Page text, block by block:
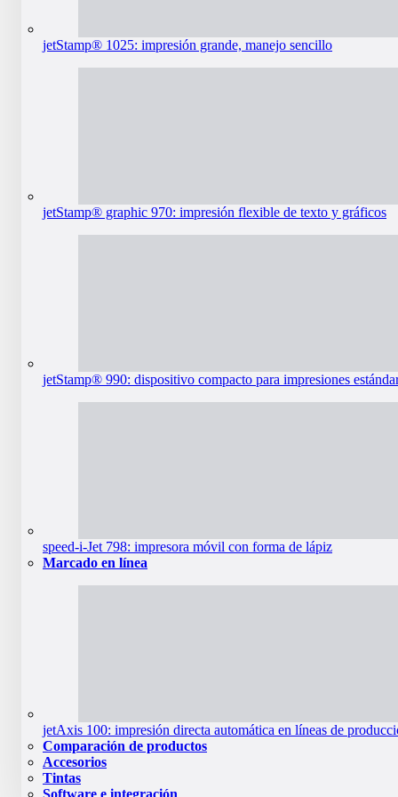
jetStamp® 1025: impresión grande, manejo sencillo
jetStamp® graphic 970: impresión flexible de texto y gráficos
jetStamp® 990: dispositivo compacto para impresiones
speed-i-Jet 798: impresora móvil con forma de lápiz
Marcado en línea
jetAxis 100: impresión directa automática en líneas de
Comparación de productos
Accesorios
Tintas
Software e integración